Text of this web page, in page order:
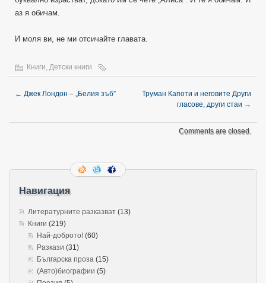
аз я обичам.
И моля ви, не ми отсичайте главата.
Книги Детски книги
← Джек Лондон – „Белия зъб”
Труман Капоти и неговите Други
гласове, други стаи →
Comments are closed.
Навигация
Литературните разказват (13)
Книги (219)
Най-доброто! (60)
Разкази (31)
Българска проза (15)
(Авто)биографии (5)